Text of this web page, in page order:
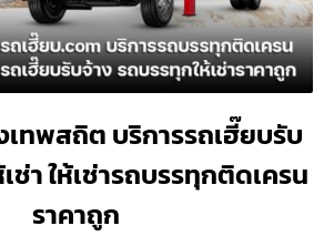
เทพสถิต บริการรถเฮี๊ยบรับ
ช่า ให้เช่ารถบรรทุกติดเครน
ราคาถูก